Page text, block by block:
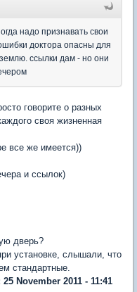
надо признавать свои
доктора опасны для
ссылки дам - но они
говорите о разных
своя жизненная
все же имеется))
и ссылок)
дверь?
установке, слышали, что
стандартные.
November 2011 - 11:41